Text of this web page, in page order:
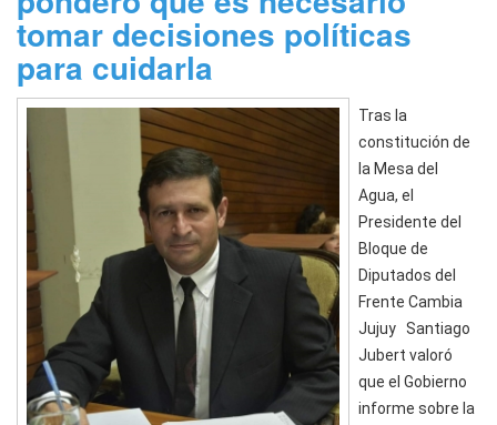
tomar decisiones políticas
para cuidarla
Tras la
constitución de
la Mesa del
Agua, el
Presidente del
Bloque de
Diputados del
Frente Cambia
Jujuy Santiago
Jubert valoró
que el Gobierno
informe sobre la